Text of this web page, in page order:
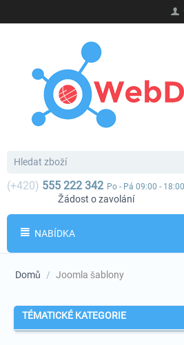
(+420) 555 222 342 Po - Pá 09:00 - 18:00
Žádost o zavolání
NABÍDKA
Domů / Joomla šablony
TÉMATICKÉ KATEGORIE